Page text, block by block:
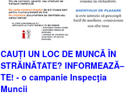
CAUȚI UN LOC DE MUNCĂ ÎN
STRĂINĂTATE? INFORMEAZĂ–
TE! - o campanie Inspecţia
Muncii